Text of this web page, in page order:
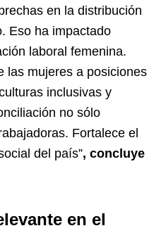
en la distribución
Eso ha impactado
laboral femenina.
las mujeres a posiciones
inclusivas y
no sólo
Fortalece el
del país”, concluye
en el